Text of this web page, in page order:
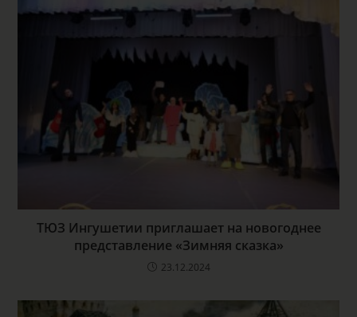
ТЮЗ Ингушетии приглашает на новогоднее
представление «Зимняя сказка»
23.12.2024